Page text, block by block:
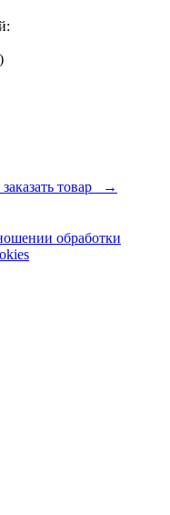
товар →
обработки